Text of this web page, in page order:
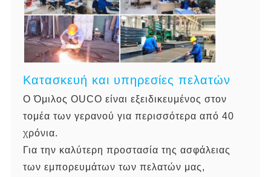
Κατασκευή και υπηρεσίες πελατών
Ο Όμιλος OUCO είναι εξειδικευμένος στον
τομέα των γερανού για περισσότερα από 40
χρόνια.
Για την καλύτερη προστασία της ασφάλειας
των εμπορευμάτων των πελατών μας,